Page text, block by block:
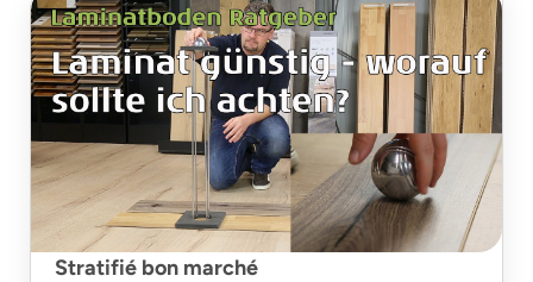
Stratifié bon marché